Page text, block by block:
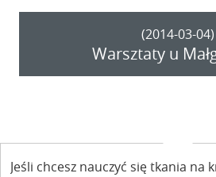
(2014-03-04)
Warsztaty u
Jeśli chcesz nauczyć się tkania na